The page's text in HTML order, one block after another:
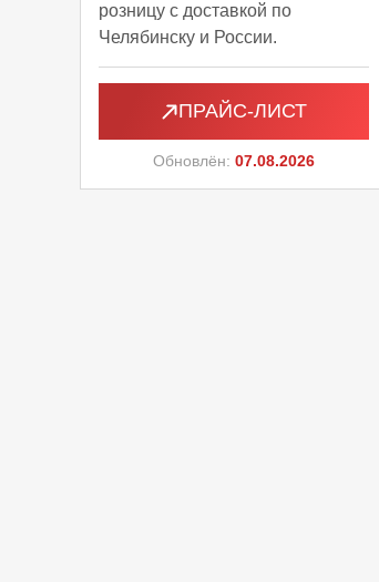
розницу с доставкой по
Челябинску и России.
ПРАЙС-ЛИСТ
Обновлён: 07.08.2026